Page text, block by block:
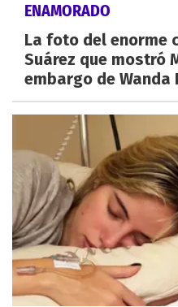
ENAMORADO
La foto del enorme
Suárez que mostró
embargo de Wanda